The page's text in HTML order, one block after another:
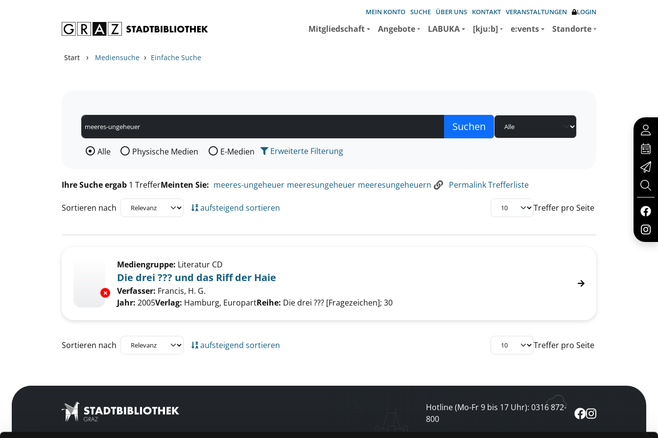
MEIN KONTO SUCHE ÜBER UNS KONTAKT VERANSTALTUNGEN LOGIN
Mitgliedschaft Angebote LABUKA [kju:b] e:vents Standorte
Start › Mediensuche › Einfache Suche
Wählen Sie die Medienart nach der Sie suchen wollen.
Alle Physische Medien E-Medien Erweiterte Filterung
Ihre Suche ergab 1 TrefferMeinten Sie: meeres-ungeheuer meeresungeheuer meeresungeheuern Permalink Trefferliste
Sortieren nach aufsteigend sortieren Treffer pro Seite
Exemplar-Details von Die drei ??? und das Riff der Haie anzeigen
Mediengruppe: Literatur CD
Die drei ??? und das Riff der Haie
Verfasser: Francis, H. G.
Jahr: 2005Verlag: Hamburg, EuropartReihe: Die drei ??? [Fragezeichen]; 30
Zu den Suchfiltern springen
Sortieren nach aufsteigend sortieren Treffer pro Seite
Hotline (Mo-Fr 9 bis 17 Uhr): 0316 872-
800